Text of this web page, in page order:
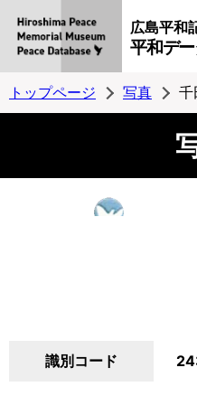
広島平和
平和デ
トップページ 写真 千
識別コード